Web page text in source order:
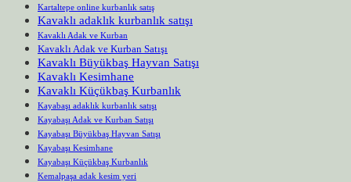
Kartaltepe online kurbanlık satış
Kavaklı adaklık kurbanlık satışı
Kavaklı Adak ve Kurban
Kavaklı Adak ve Kurban Satışı
Kavaklı Büyükbaş Hayvan Satışı
Kavaklı Kesimhane
Kavaklı Küçükbaş Kurbanlık
Kayabaşı adaklık kurbanlık satışı
Kayabaşı Adak ve Kurban Satışı
Kayabaşı Büyükbaş Hayvan Satışı
Kayabaşı Kesimhane
Kayabaşı Küçükbaş Kurbanlık
Kemalpaşa adak kesim yeri